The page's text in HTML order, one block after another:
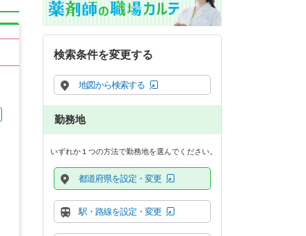
検索条件を変更する
地図から検索する
勤務地
いずれか１つの方法で勤務地を選んでください。
都道府県を設定・変更
駅・路線を設定・変更